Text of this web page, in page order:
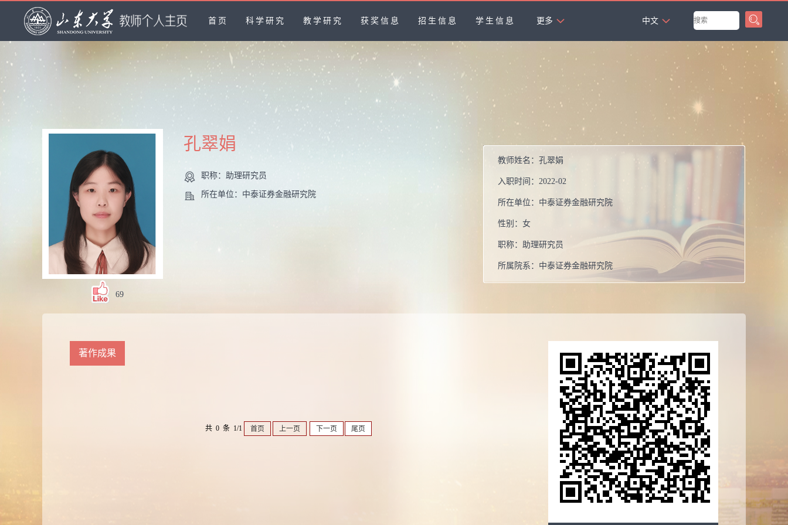
首页 科学研究 教学研究 获奖信息 招生信息 学生信息 更多
中文
69
孔翠娟
职称：助理研究员
所在单位：中泰证券金融研究院
教师姓名： 孔翠娟
入职时间： 2022-02
所在单位： 中泰证券金融研究院
性别： 女
职称： 助理研究员
所属院系： 中泰证券金融研究院
著作成果
共 0 条 1/1 首页 上一页 下一页 尾页